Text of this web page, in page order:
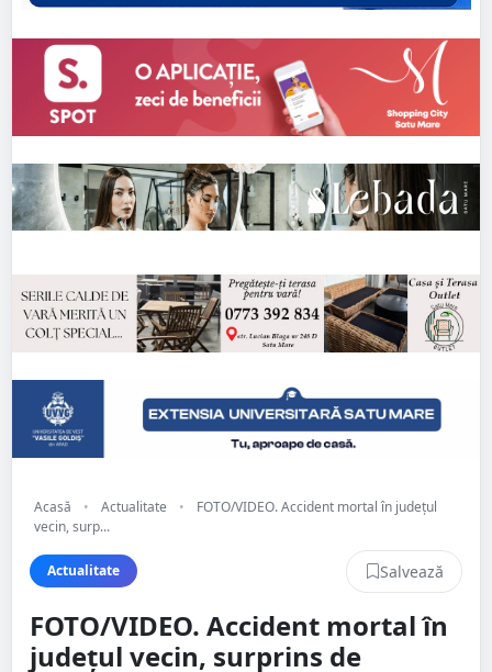
Acasă • Actualitate •
FOTO/VIDEO. Accident mortal în județul
vecin, surp...
Actualitate Salvează
FOTO/VIDEO. Accident mortal în
județul vecin, surprins de